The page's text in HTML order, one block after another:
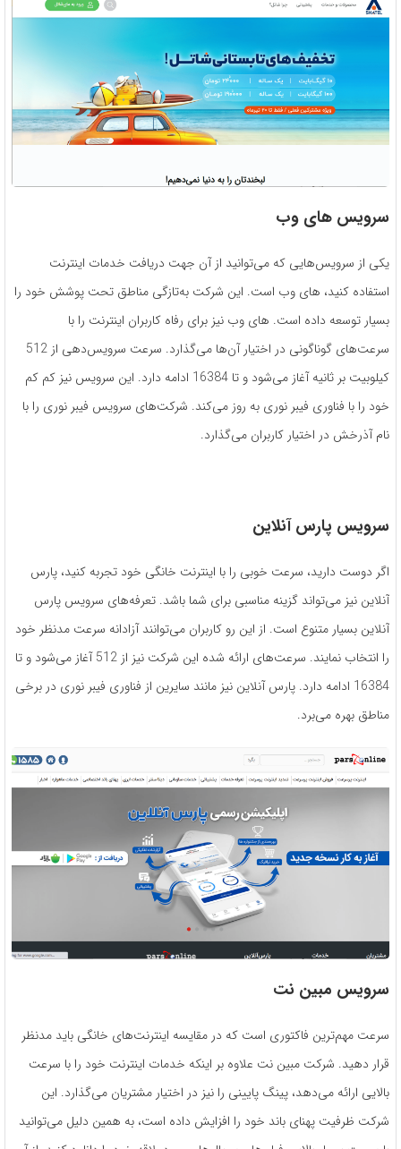
سرویس ‌های وب
یکی از سرویس‌هایی که می‌توانید از آن جهت دریافت خدمات اینترنت
استفاده کنید، های وب است. این شرکت به‌تازگی مناطق تحت پوشش خود را
بسیار توسعه داده است. های وب نیز برای رفاه کاربران اینترنت را با
سرعت‌های گوناگونی در اختیار آن‌ها می‌گذارد. سرعت سرویس‌دهی از 512
کیلوبیت بر ثانیه آغاز می‌شود و تا 16384 ادامه دارد. این سرویس نیز کم کم
خود را با فناوری فیبر نوری به روز می‌کند. شرکت‌‎های سرویس فیبر نوری را با
نام آذرخش در اختیار کاربران می‌گذارد.
سرویس پارس آنلاین
اگر دوست دارید، سرعت خوبی را با اینترنت خانگی خود تجربه کنید، پارس
آنلاین نیز می‌تواند گزینه مناسبی برای شما باشد. تعرفه‌های سرویس پارس
آنلاین بسیار متنوع است. از این رو کاربران می‌توانند آزادانه سرعت مدنظر خود
را انتخاب نمایند. سرعت‌های ارائه شده این شرکت نیز از 512 آغاز می‌شود و تا
16384 ادامه دارد. پارس آنلاین نیز مانند سایرین از فناوری فیبر نوری در برخی
مناطق بهره می‌برد.
سرویس مبین نت
سرعت مهم‌ترین فاکتوری است که در مقایسه اینترنت‌های خانگی باید مدنظر
قرار دهید. شرکت مبین نت علاوه بر اینکه خدمات اینترنت خود را با سرعت
بالایی ارائه می‌دهد، پینگ پایینی را نیز در اختیار مشتریان می‌گذارد. این
شرکت ظرفیت پهنای باند خود را افزایش داده است، به همین دلیل می‌توانید